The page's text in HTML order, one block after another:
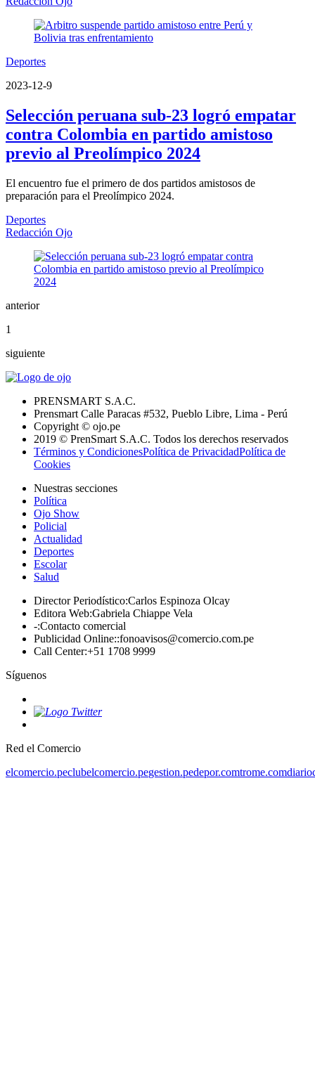
Deportes
2023-12-9
Selección peruana sub-23 logró empatar
contra Colombia en partido amistoso
previo al Preolímpico 2024
El encuentro fue el primero de dos partidos amistosos de
preparación para el Preolímpico 2024.
Deportes
Redacción Ojo
anterior
1
siguiente
PRENSMART S.A.C.
Prensmart Calle Paracas #532, Pueblo Libre, Lima - Perú
Copyright © ojo.pe
2019 © PrenSmart S.A.C. Todos los derechos reservados
Términos y CondicionesPolítica de PrivacidadPolítica de
Cookies
Nuestras secciones
Política
Ojo Show
Policial
Actualidad
Deportes
Escolar
Salud
Director Periodístico:Carlos Espinoza Olcay
Editora Web:Gabriela Chiappe Vela
-:Contacto comercial
Publicidad Online::fonoavisos@comercio.com.pe
Call Center:+51 1708 9999
Síguenos
Red el Comercio
elcomercio.peclubelcomercio.pegestion.pedepor.comtrome.com